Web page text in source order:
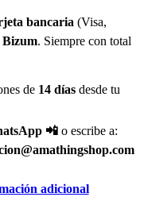
bancaria (Visa,
Bizum. Siempre con total
de 14 días desde tu
📲 o escribe a:
adicional